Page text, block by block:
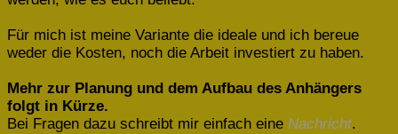
Für mich ist meine Variante die ideale und ich bereue
weder die Kosten, noch die Arbeit investiert zu haben.
Mehr zur Planung und dem Aufbau des Anhängers
folgt in Kürze.
Bei Fragen dazu schreibt mir einfach eine Nachricht.